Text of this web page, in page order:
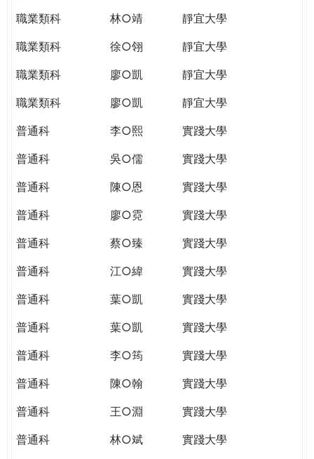
職業類科
林○靖
靜宜大學
職業類科
徐○翎
靜宜大學
職業類科
廖○凱
靜宜大學
職業類科
廖○凱
靜宜大學
普通科
李○熙
實踐大學
普通科
吳○儒
實踐大學
普通科
陳○恩
實踐大學
普通科
廖○霓
實踐大學
普通科
蔡○臻
實踐大學
普通科
江○緯
實踐大學
普通科
葉○凱
實踐大學
普通科
葉○凱
實踐大學
普通科
李○筠
實踐大學
普通科
陳○翰
實踐大學
普通科
王○淵
實踐大學
普通科
林○斌
實踐大學